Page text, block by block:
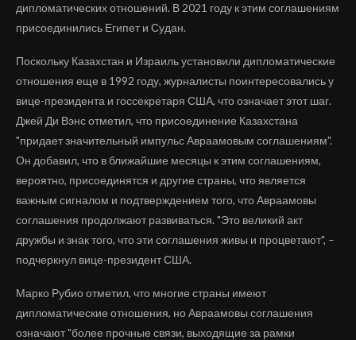
дипломатических отношений. В 2021 году к этим соглашениям
присоединились Египет и Судан.
Поскольку Казахстан и Израиль установили дипломатические
отношения еще в 1992 году, журналисты поинтересовались у
вице-президента и госсекретаря США, что означает этот шаг.
Джей Ди Вэнс отметил, что присоединение Казахстана
"придает значительный импульс Авраамовым соглашениям".
Он добавил, что в ближайшие месяцы к этим соглашениям,
вероятно, присоединятся и другие страны, что является
важным сигналом и подтверждением того, что Авраамовы
соглашения продолжают развиваться. "Это великий акт
дружбы и знак того, что эти соглашения живы и процветают", –
подчеркнул вице-президент США.
Марко Рубио отметил, что многие страны имеют
дипломатические отношения, но Авраамовы соглашения
означают "более прочные связи, выходящие за рамки